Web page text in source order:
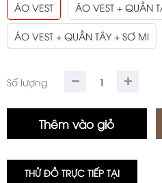
ÁO VEST ÁO VEST + QUẦN
ÁO VEST + QUẦN TÂY + SƠ MI
Số lượng
THỬ ĐỒ TRỰC TIẾP TẠI